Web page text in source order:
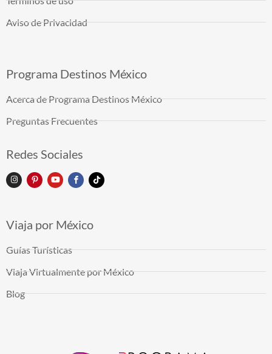
Aviso de Privacidad
Programa Destinos México
Acerca de Programa Destinos México
Preguntas Frecuentes
Redes Sociales
Viaja por México
Guías Turísticas
Viaja Virtualmente por México
Blog